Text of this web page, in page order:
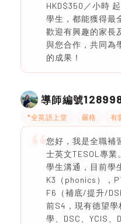
HKD$350／小時
學生，都能獲得最
歡迎有興趣的家長
與您合作，共同為
的成果！
導師編號
*全英語上堂 嚴格 有
您好，我是全職補
士英文TESOL專
學生溝通，目前學
K3（phonics），
F6（補底/提升/
前S4，現有德望
學、DSC、YCIS、